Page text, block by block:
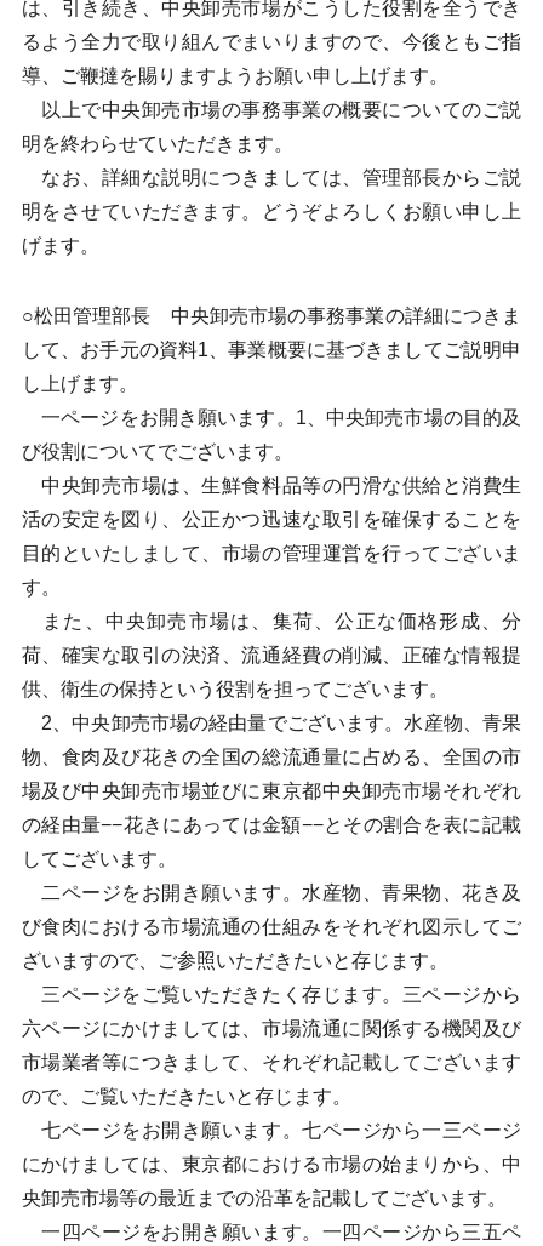
は、引き続き、中央卸売市場がこうした役割を全うでき
るよう全力で取り組んでまいりますので、今後ともご指
導、ご鞭撻を賜りますようお願い申し上げます。
以上で中央卸売市場の事務事業の概要についてのご説
明を終わらせていただきます。
なお、詳細な説明につきましては、管理部長からご説
明をさせていただきます。どうぞよろしくお願い申し上
げます。
○松田管理部長 中央卸売市場の事務事業の詳細につきま
して、お手元の資料1、事業概要に基づきましてご説明申
し上げます。
一ページをお開き願います。1、中央卸売市場の目的及
び役割についてでございます。
中央卸売市場は、生鮮食料品等の円滑な供給と消費生
活の安定を図り、公正かつ迅速な取引を確保することを
目的といたしまして、市場の管理運営を行ってございま
す。
また、中央卸売市場は、集荷、公正な価格形成、分
荷、確実な取引の決済、流通経費の削減、正確な情報提
供、衛生の保持という役割を担ってございます。
2、中央卸売市場の経由量でございます。水産物、青果
物、食肉及び花きの全国の総流通量に占める、全国の市
場及び中央卸売市場並びに東京都中央卸売市場それぞれ
の経由量−−花きにあっては金額−−とその割合を表に記載
してございます。
二ページをお開き願います。水産物、青果物、花き及
び食肉における市場流通の仕組みをそれぞれ図示してご
ざいますので、ご参照いただきたいと存じます。
三ページをご覧いただきたく存じます。三ページから
六ページにかけましては、市場流通に関係する機関及び
市場業者等につきまして、それぞれ記載してございます
ので、ご覧いただきたいと存じます。
七ページをお開き願います。七ページから一三ページ
にかけましては、東京都における市場の始まりから、中
央卸売市場等の最近までの沿革を記載してございます。
一四ページをお開き願います。一四ページから三五ペ